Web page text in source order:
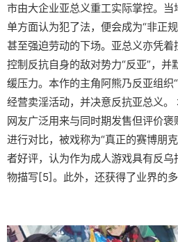
市由大企业亚总义重工实际掌控。
单方面认为犯了法，便会成为“非正
甚至强迫劳动的下场。亚总义亦凭
控制反抗自身的敌对势力“反亚”，
缓压力。本作的主角阿熊乃反亚组织
经营卖淫活动，并决意反抗亚总义
网友广泛用来与同时期发售但评价褒
进行对比，被戏称为“真正的赛博朋
者好评，认为作为成人游戏具有反
物描写[5]。此外，还获得了业界的多